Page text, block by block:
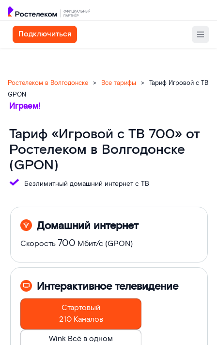
Подключиться
Ростелеком в Волгодонске > Все тарифы >
Тариф Игровой с ТВ
GPON
Играем!
Тариф «Игровой с ТВ 700» от
Ростелеком в Волгодонске
(GPON)
Безлимитный домашний интернет с ТВ
Услуги
тарифе
Домашний интернет
Скорость700 Мбит/с (GPON)
Интерактивное телевидение
Стартовый
210 Каналов
Wink Всё в одном